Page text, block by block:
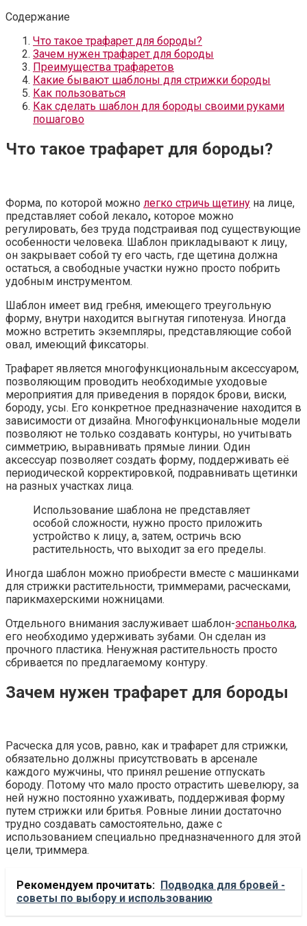
Содержание
Что такое трафарет для бороды?
Зачем нужен трафарет для бороды
Преимущества трафаретов
Какие бывают шаблоны для стрижки бороды
Как пользоваться
Как сделать шаблон для бороды своими руками
пошагово
Что такое трафарет для бороды?
Форма, по которой можно легко стричь щетину на лице,
представляет собой лекало, которое можно
регулировать, без труда подстраивая под существующие
особенности человека. Шаблон прикладывают к лицу,
он закрывает собой ту его часть, где щетина должна
остаться, а свободные участки нужно просто побрить
удобным инструментом.
Шаблон имеет вид гребня, имеющего треугольную
форму, внутри находится выгнутая гипотенуза. Иногда
можно встретить экземпляры, представляющие собой
овал, имеющий фиксаторы.
Трафарет является многофункциональным аксессуаром,
позволяющим проводить необходимые уходовые
мероприятия для приведения в порядок брови, виски,
бороду, усы. Его конкретное предназначение находится в
зависимости от дизайна. Многофункциональные модели
позволяют не только создавать контуры, но учитывать
симметрию, выравнивать прямые линии. Один
аксессуар позволяет создать форму, поддерживать её
периодической корректировкой, подравнивать щетинки
на разных участках лица.
Использование шаблона не представляет
особой сложности, нужно просто приложить
устройство к лицу, а, затем, остричь всю
растительность, что выходит за его пределы.
Иногда шаблон можно приобрести вместе с машинками
для стрижки растительности, триммерами, расческами,
парикмахерскими ножницами.
Отдельного внимания заслуживает шаблон-эспаньолка,
его необходимо удерживать зубами. Он сделан из
прочного пластика. Ненужная растительность просто
сбривается по предлагаемому контуру.
Зачем нужен трафарет для бороды
Расческа для усов, равно, как и трафарет для стрижки,
обязательно должны присутствовать в арсенале
каждого мужчины, что принял решение отпускать
бороду. Потому что мало просто отрастить шевелюру, за
ней нужно постоянно ухаживать, поддерживая форму
путем стрижки или бритья. Ровные линии достаточно
трудно создавать самостоятельно, даже с
использованием специально предназначенного для этой
цели, триммера.
Рекомендуем прочитать: Подводка для бровей -
советы по выбору и использованию